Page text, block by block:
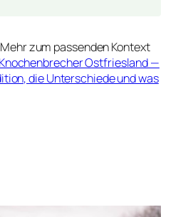
zum passenden Kontext
Knochenbrecher Ostfriesland —
die Unterschiede und was